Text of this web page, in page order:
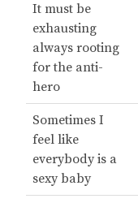
It must be
exhausting
always rooting
for the anti-
hero
Sometimes I
feel like
everybody is a
sexy baby